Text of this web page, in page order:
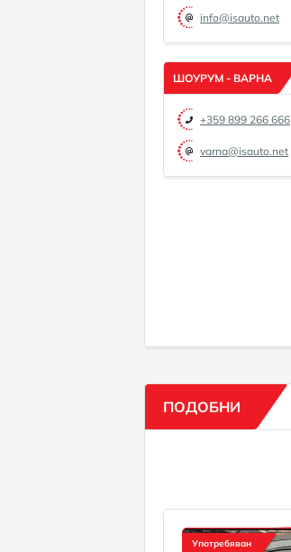
info@isauto.net
ШОУРУМ - ВАРНА
+359 899 266 666
varna@isauto.net
ПОДОБНИ
Употребяван